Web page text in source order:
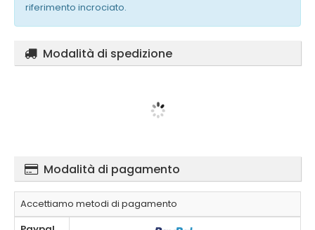
riferimento incrociato.
Modalità di spedizione
Modalità di pagamento
Accettiamo metodi di pagamento